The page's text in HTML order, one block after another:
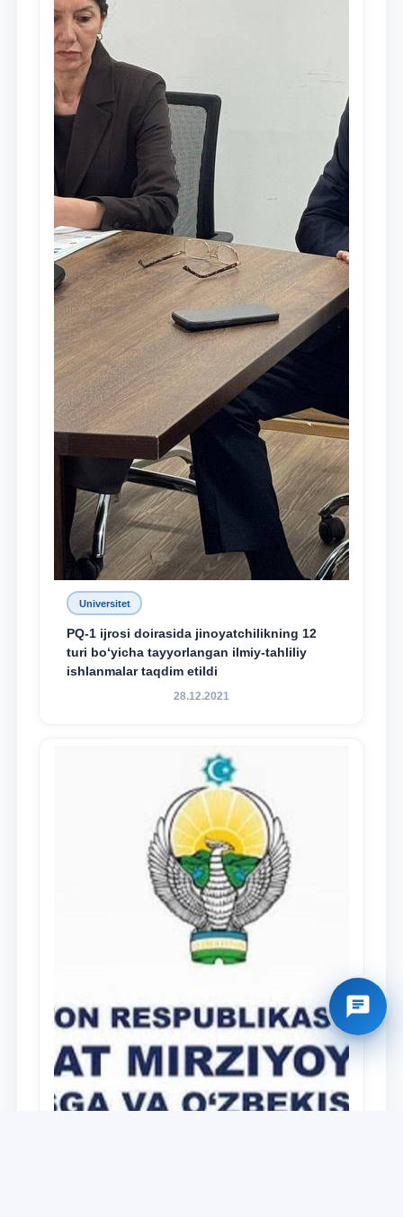
Universitet
PQ-1 ijrosi doirasida jinoyatchilikning 12
turi bo‘yicha tayyorlangan ilmiy-tahliliy
ishlanmalar taqdim etildi
28.12.2021